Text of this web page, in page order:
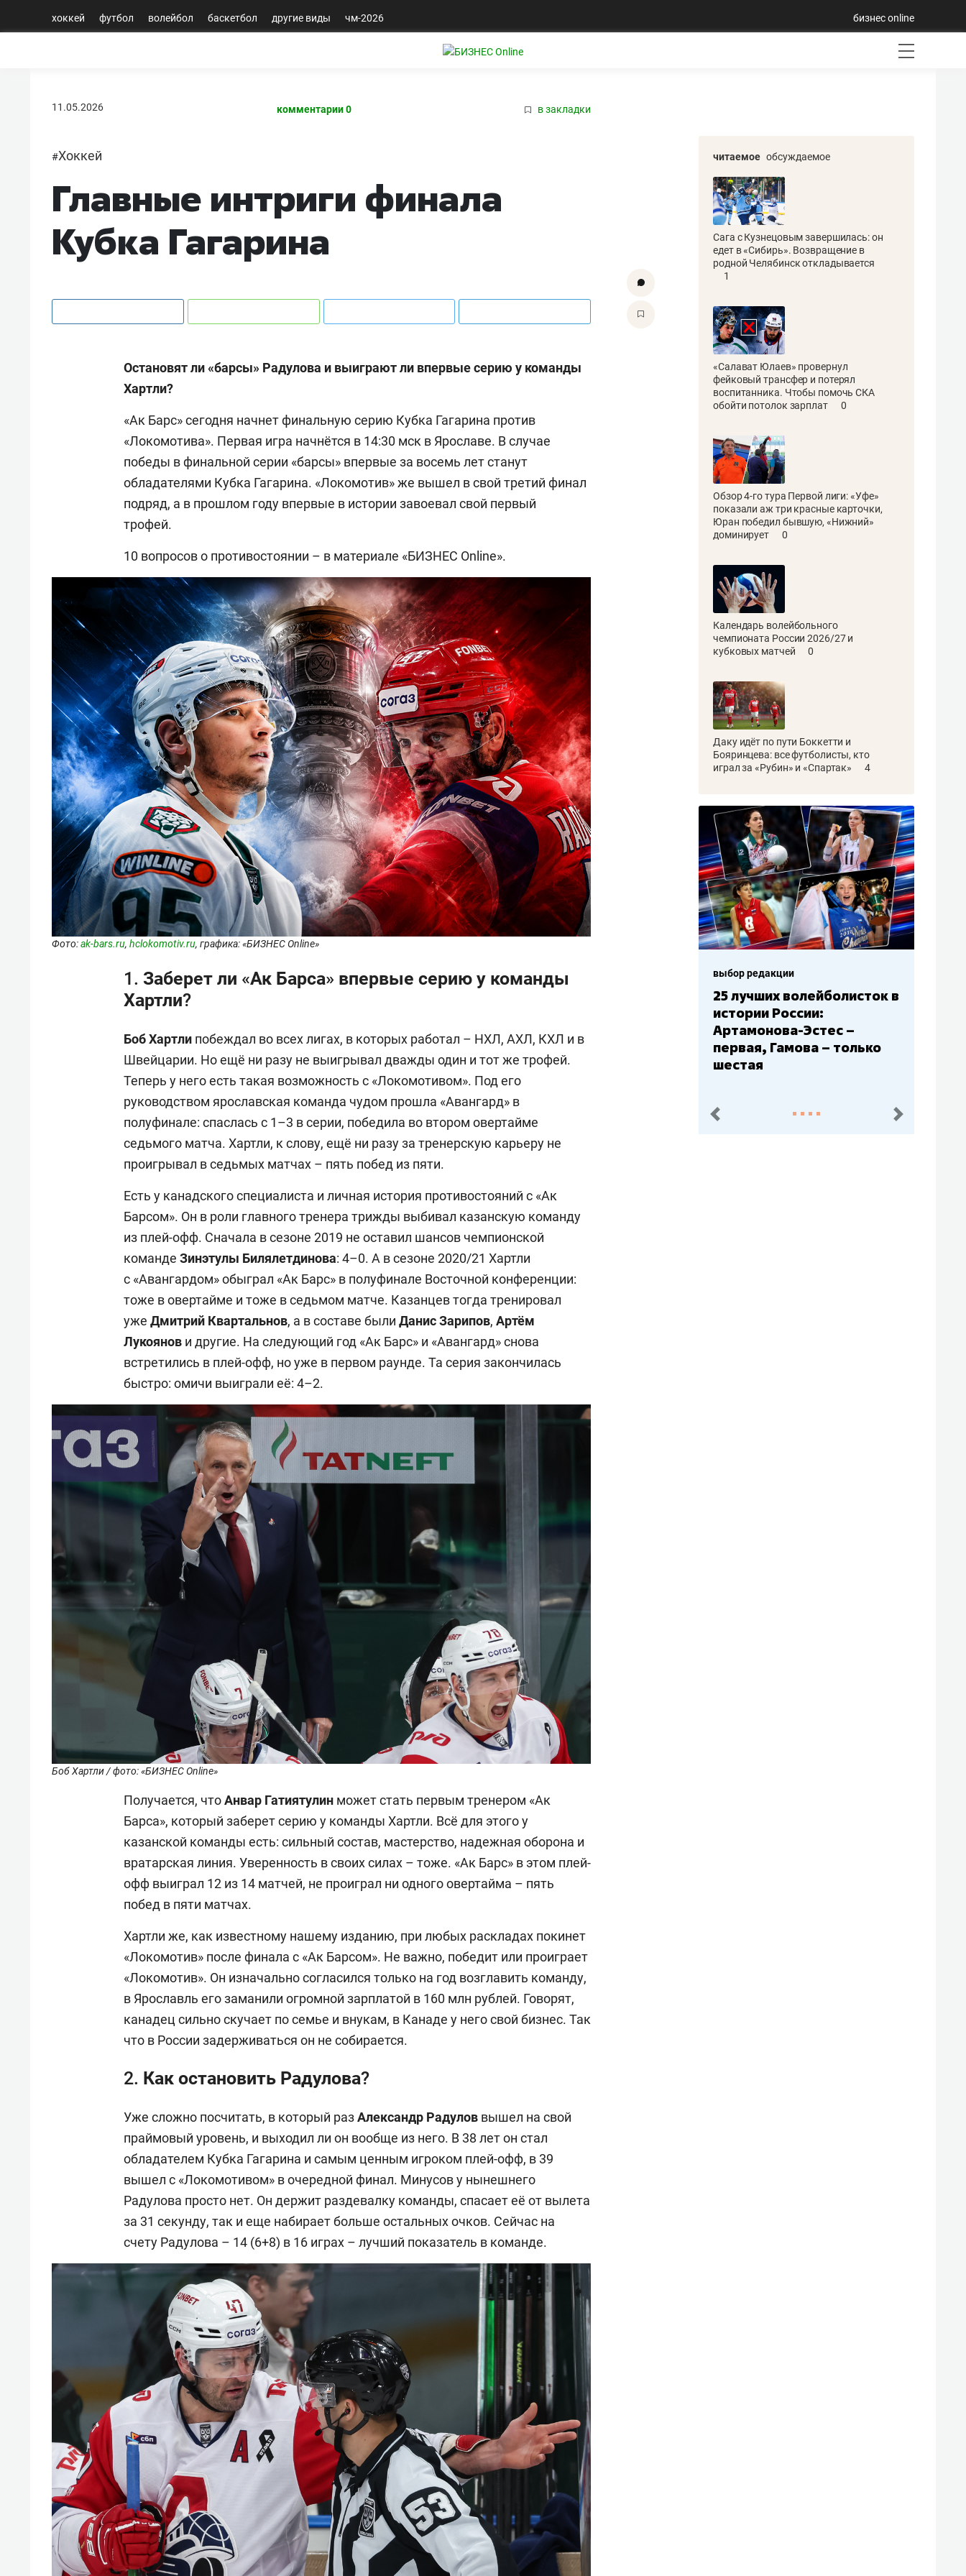
хоккей футбол волейбол баскетбол другие виды чм-2026 бизнес online
11.05.2026 комментарии 0 в закладки
#Хоккей
Главные интриги финала
Кубка Гагарина
Остановят ли «барсы» Радулова и выиграют ли впервые серию у команды
Хартли?
«Ак Барс» сегодня начнет финальную серию Кубка Гагарина против
«Локомотива». Первая игра начнётся в 14:30 мск в Ярославе. В случае
победы в финальной серии «барсы» впервые за восемь лет станут
обладателями Кубка Гагарина. «Локомотив» же вышел в свой третий финал
подряд, а в прошлом году впервые в истории завоевал свой первый
трофей.
10 вопросов о противостоянии – в материале «БИЗНЕС Online».
Фото:ak-bars.ru, hclokomotiv.ru, графика: «БИЗНЕС Online»
1. Заберет ли «Ак Барса» впервые серию у команды
Хартли?
Боб Хартли побеждал во всех лигах, в которых работал – НХЛ, АХЛ, КХЛ и в
Швейцарии. Но ещё ни разу не выигрывал дважды один и тот же трофей.
Теперь у него есть такая возможность с «Локомотивом». Под его
руководством ярославская команда чудом прошла «Авангард» в
полуфинале: спаслась с 1–3 в серии, победила во втором овертайме
седьмого матча. Хартли, к слову, ещё ни разу за тренерскую карьеру не
проигрывал в седьмых матчах – пять побед из пяти.
Есть у канадского специалиста и личная история противостояний с «Ак
Барсом». Он в роли главного тренера трижды выбивал казанскую команду
из плей-офф. Сначала в сезоне 2019 не оставил шансов чемпионской
команде Зинэтулы Билялетдинова: 4–0. А в сезоне 2020/21 Хартли
с «Авангардом» обыграл «Ак Барс» в полуфинале Восточной конференции:
тоже в овертайме и тоже в седьмом матче. Казанцев тогда тренировал
уже Дмитрий Квартальнов, а в составе были Данис Зарипов, Артём
Лукоянов и другие. На следующий год «Ак Барс» и «Авангард» снова
встретились в плей-офф, но уже в первом раунде. Та серия закончилась
быстро: омичи выиграли её: 4–2.
Боб Хартли / фото: «БИЗНЕС Online»
Получается, чтоАнвар Гатиятулин может стать первым тренером «Ак
Барса», который заберет серию у команды Хартли. Всё для этого у
казанской команды есть: сильный состав, мастерство, надежная оборона и
вратарская линия. Уверенность в своих силах – тоже. «Ак Барс» в этом плей-
офф выиграл 12 из 14 матчей, не проиграл ни одного овертайма – пять
побед в пяти матчах.
Хартли же, как известному нашему изданию, при любых раскладах покинет
«Локомотив» после финала с «Ак Барсом». Не важно, победит или проиграет
«Локомотив». Он изначально согласился только на год возглавить команду,
в Ярославль его заманили огромной зарплатой в 160 млн рублей. Говорят,
канадец сильно скучает по семье и внукам, в Канаде у него свой бизнес. Так
что в России задерживаться он не собирается.
2. Как остановить Радулова?
Уже сложно посчитать, в который разАлександр Радулов вышел на свой
праймовый уровень, и выходил ли он вообще из него. В 38 лет он стал
обладателем Кубка Гагарина и самым ценным игроком плей-офф, в 39
вышел с «Локомотивом» в очередной финал. Минусов у нынешнего
Радулова просто нет. Он держит раздевалку команды, спасает её от вылета
за 31 секунду, так и еще набирает больше остальных очков. Сейчас на
счету Радулова – 14 (6+8) в 16 играх – лучший показатель в команде.
читаемое обсуждаемое
Сага с Кузнецовым завершилась: он
едет в «Сибирь». Возвращение в
родной Челябинск откладывается
1
«Салават Юлаев» провернул
фейковый трансфер и потерял
воспитанника. Чтобы помочь СКА
обойти потолок зарплат
0
Обзор 4-го тура Первой лиги: «Уфе»
показали аж три красные карточки,
Юран победил бывшую, «Нижний»
доминирует
0
Календарь волейбольного
чемпионата России 2026/27 и
кубковых матчей
0
Даку идёт по пути Боккетти и
Бояринцева: все футболисты, кто
играл за «Рубин» и «Спартак»
4
выбор редакции
25 лучших волейболисток в
истории России:
Артамонова-Эстес –
первая, Гамова – только
шестая
пред. след.